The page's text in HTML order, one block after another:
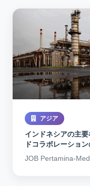
アジア
インドネシアの主
ドコラボレーショ
JOB Pertamina-